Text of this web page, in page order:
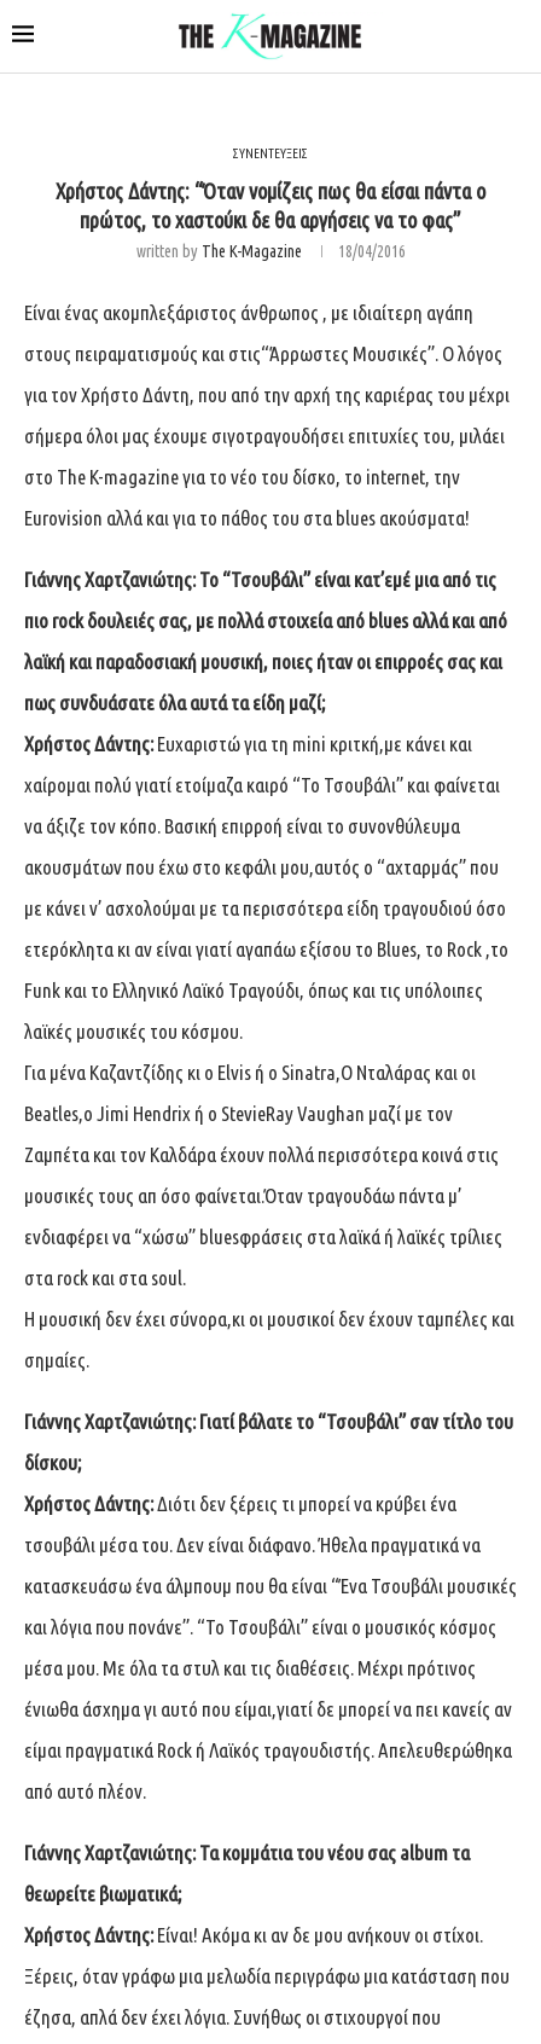
ΣΥΝΕΝΤΕΥΞΕΙΣ
Χρήστος Δάντης: “Όταν νομίζεις πως θα είσαι πάντα ο
πρώτος, το χαστούκι δε θα αργήσεις να το φας”
written by The K-Magazine 18/04/2016
Είναι ένας ακομπλεξάριστος άνθρωπος , με ιδιαίτερη αγάπη
στους πειραματισμούς και στις“Άρρωστες Μουσικές”. Ο λόγος
για τον Χρήστο Δάντη, που από την αρχή της καριέρας του μέχρι
σήμερα όλοι μας έχουμε σιγοτραγουδήσει επιτυχίες του, μιλάει
στο The K-magazine για το νέο του δίσκο, το internet, την
Eurovision αλλά και για το πάθος του στα blues ακούσματα!
Γιάννης Χαρτζανιώτης: To “Τσουβάλι” είναι κατ’εμέ μια από τις
πιο rock δουλειές σας, με πολλά στοιχεία από blues αλλά και από
λαϊκή και παραδοσιακή μουσική, ποιες ήταν οι επιρροές σας και
πως συνδυάσατε όλα αυτά τα είδη μαζί;
Χρήστος Δάντης:Ευχαριστώ για τη mini κριτκή,με κάνει και
χαίρομαι πολύ γιατί ετοίμαζα καιρό “Το Τσουβάλι” και φαίνεται
να άξιζε τον κόπο. Βασική επιρροή είναι το συνονθύλευμα
ακουσμάτων που έχω στο κεφάλι μου,αυτός ο “αχταρμάς” που
με κάνει ν’ ασχολούμαι με τα περισσότερα είδη τραγουδιού όσο
ετερόκλητα κι αν είναι γιατί αγαπάω εξίσου το Blues, το Rock ,το
Funk και το Ελληνικό Λαϊκό Τραγούδι, όπως και τις υπόλοιπες
λαϊκές μουσικές του κόσμου.
Για μένα Καζαντζίδης κι ο Elvis ή ο Sinatra,Ο Νταλάρας και οι
Beatles,o Jimi Hendrix ή ο StevieRay Vaughan μαζί με τον
Ζαμπέτα και τον Καλδάρα έχουν πολλά περισσότερα κοινά στις
μουσικές τους απ όσο φαίνεται.Όταν τραγουδάω πάντα μ’
ενδιαφέρει να “χώσω” bluesφράσεις στα λαϊκά ή λαϊκές τρίλιες
στα rock και στα soul.
Η μουσική δεν έχει σύνορα,κι οι μουσικοί δεν έχουν ταμπέλες και
σημαίες.
Γιάννης Χαρτζανιώτης: Γιατί βάλατε το “Τσουβάλι” σαν τίτλο του
δίσκου;
Χρήστος Δάντης:Διότι δεν ξέρεις τι μπορεί να κρύβει ένα
τσουβάλι μέσα του. Δεν είναι διάφανο. Ήθελα πραγματικά να
κατασκευάσω ένα άλμπουμ που θα είναι “Ένα Τσουβάλι μουσικές
και λόγια που πονάνε”. “Το Τσουβάλι” είναι ο μουσικός κόσμος
μέσα μου. Με όλα τα στυλ και τις διαθέσεις. Μέχρι πρότινος
ένιωθα άσχημα γι αυτό που είμαι,γιατί δε μπορεί να πει κανείς αν
είμαι πραγματικά Rock ή Λαϊκός τραγουδιστής. Απελευθερώθηκα
από αυτό πλέον.
Γιάννης Χαρτζανιώτης: Τα κομμάτια του νέου σας album τα
θεωρείτε βιωματικά;
Χρήστος Δάντης:Είναι! Ακόμα κι αν δε μου ανήκουν οι στίχοι.
Ξέρεις, όταν γράφω μια μελωδία περιγράφω μια κατάσταση που
έζησα, απλά δεν έχει λόγια. Συνήθως οι στιχουργοί που